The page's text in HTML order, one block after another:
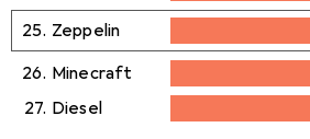
3,1%
25. Zeppelin
3,2%
26. Minecraft
3,4%
27. Diesel